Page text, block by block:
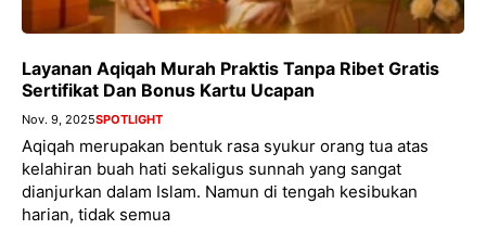
Layanan Aqiqah Murah Praktis Tanpa Ribet Gratis
Sertifikat Dan Bonus Kartu Ucapan
Nov. 9, 2025SPOTLIGHT
Aqiqah merupakan bentuk rasa syukur orang tua atas
kelahiran buah hati sekaligus sunnah yang sangat
dianjurkan dalam Islam. Namun di tengah kesibukan
harian, tidak semua